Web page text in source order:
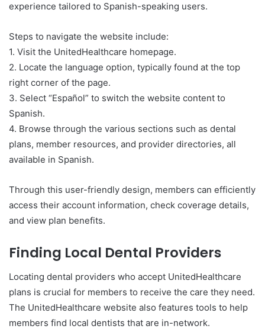
experience tailored to Spanish-speaking users.
Steps to navigate the website include:
1. Visit the UnitedHealthcare homepage.
2. Locate the language option, typically found at the top
right corner of the page.
3. Select “Español” to switch the website content to
Spanish.
4. Browse through the various sections such as dental
plans, member resources, and provider directories, all
available in Spanish.
Through this user-friendly design, members can efficiently
access their account information, check coverage details,
and view plan benefits.
Finding Local Dental Providers
Locating dental providers who accept UnitedHealthcare
plans is crucial for members to receive the care they need.
The UnitedHealthcare website also features tools to help
members find local dentists that are in-network.